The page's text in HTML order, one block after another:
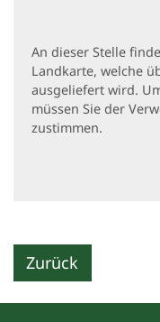
An dieser Stelle
Landkarte, welche
ausgeliefert wird.
müssen Sie der
zustimmen.
Zurück